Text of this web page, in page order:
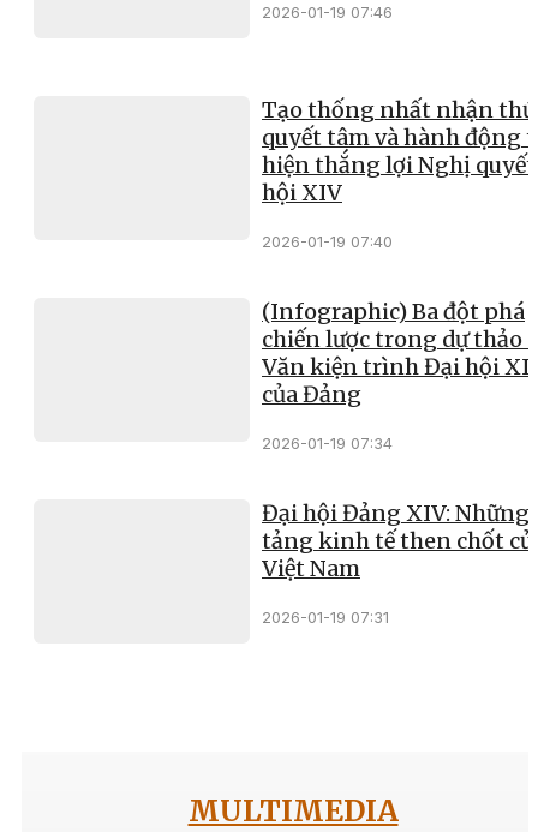
2026-01-19 07:46
Tạo thống nhất nhận
quyết tâm và hành động
hiện thắng lợi Nghị
hội XIV
2026-01-19 07:40
(Infographic) Ba đột phá
chiến lược trong dự thảo
Văn kiện trình Đại hội
của Đảng
2026-01-19 07:34
Đại hội Đảng XIV: Những
tảng kinh tế then chốt
Việt Nam
2026-01-19 07:31
MULTIMEDIA